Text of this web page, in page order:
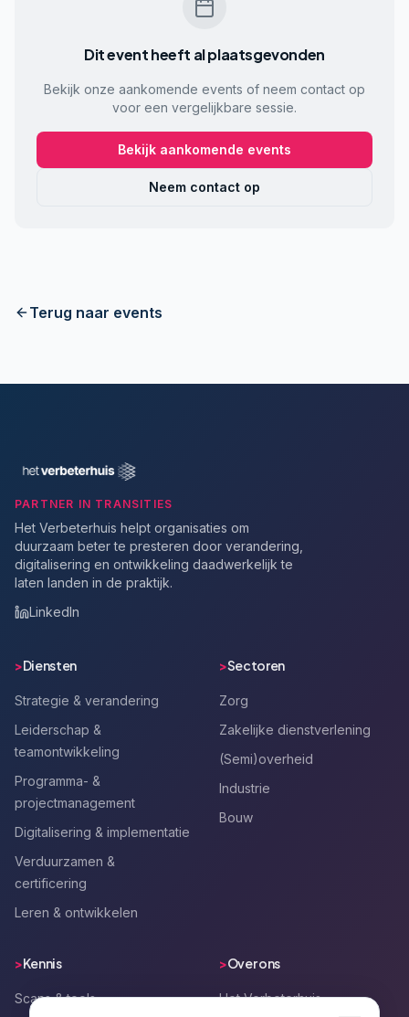
Dit event heeft al plaatsgevonden
Bekijk onze aankomende events of neem contact op
voor een vergelijkbare sessie.
Bekijk aankomende events
Neem contact op
Terug naar events
PARTNER IN TRANSITIES
Het Verbeterhuis helpt organisaties om
duurzaam beter te presteren door verandering,
digitalisering en ontwikkeling daadwerkelijk te
laten landen in de praktijk.
LinkedIn
>Diensten
Strategie & verandering
Leiderschap &
teamontwikkeling
Programma- &
projectmanagement
Digitalisering & implementatie
Verduurzamen &
certificering
Leren & ontwikkelen
>Sectoren
Zorg
Zakelijke dienstverlening
(Semi)overheid
Industrie
Bouw
>Kennis
Scans & tools
>Over ons
Het Verbeterhuis